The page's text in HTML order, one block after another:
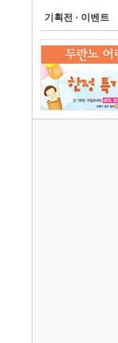
기획전 · 이벤트